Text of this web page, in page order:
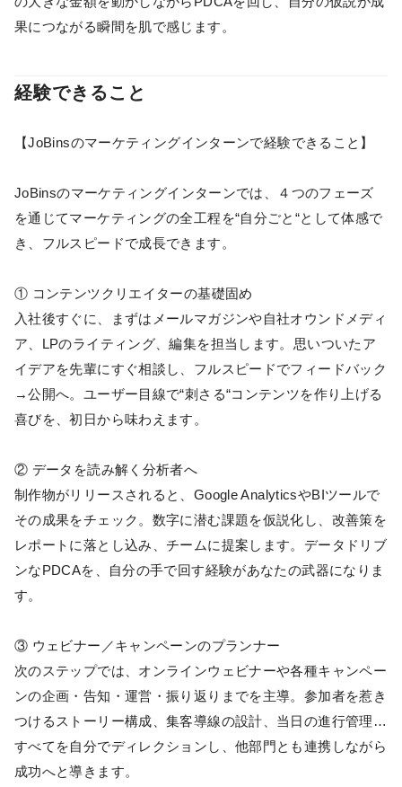
果につながる瞬間を肌で感じます。
経験できること
【JoBinsのマーケティングインターンで経験できること】
JoBinsのマーケティングインターンでは、４つのフェーズ
を通じてマーケティングの全工程を“自分ごと“として体感で
き、フルスピードで成長できます。
① コンテンツクリエイターの基礎固め
入社後すぐに、まずはメールマガジンや自社オウンドメディ
ア、LPのライティング、編集を担当します。思いついたア
イデアを先輩にすぐ相談し、フルスピードでフィードバック
→公開へ。ユーザー目線で“刺さる“コンテンツを作り上げる
喜びを、初日から味わえます。
② データを読み解く分析者へ
制作物がリリースされると、Google AnalyticsやBIツールで
その成果をチェック。数字に潜む課題を仮説化し、改善策を
レポートに落とし込み、チームに提案します。データドリブ
ンなPDCAを、自分の手で回す経験があなたの武器になりま
す。
③ ウェビナー／キャンペーンのプランナー
次のステップでは、オンラインウェビナーや各種キャンペー
ンの企画・告知・運営・振り返りまでを主導。参加者を惹き
つけるストーリー構成、集客導線の設計、当日の進行管理…
すべてを自分でディレクションし、他部門とも連携しながら
成功へと導きます。